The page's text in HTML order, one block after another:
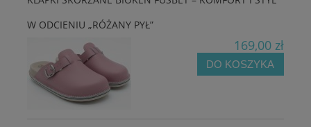
W ODCIENIU „RÓŻANY PYŁ”
169,00 zł
DO KOSZYKA